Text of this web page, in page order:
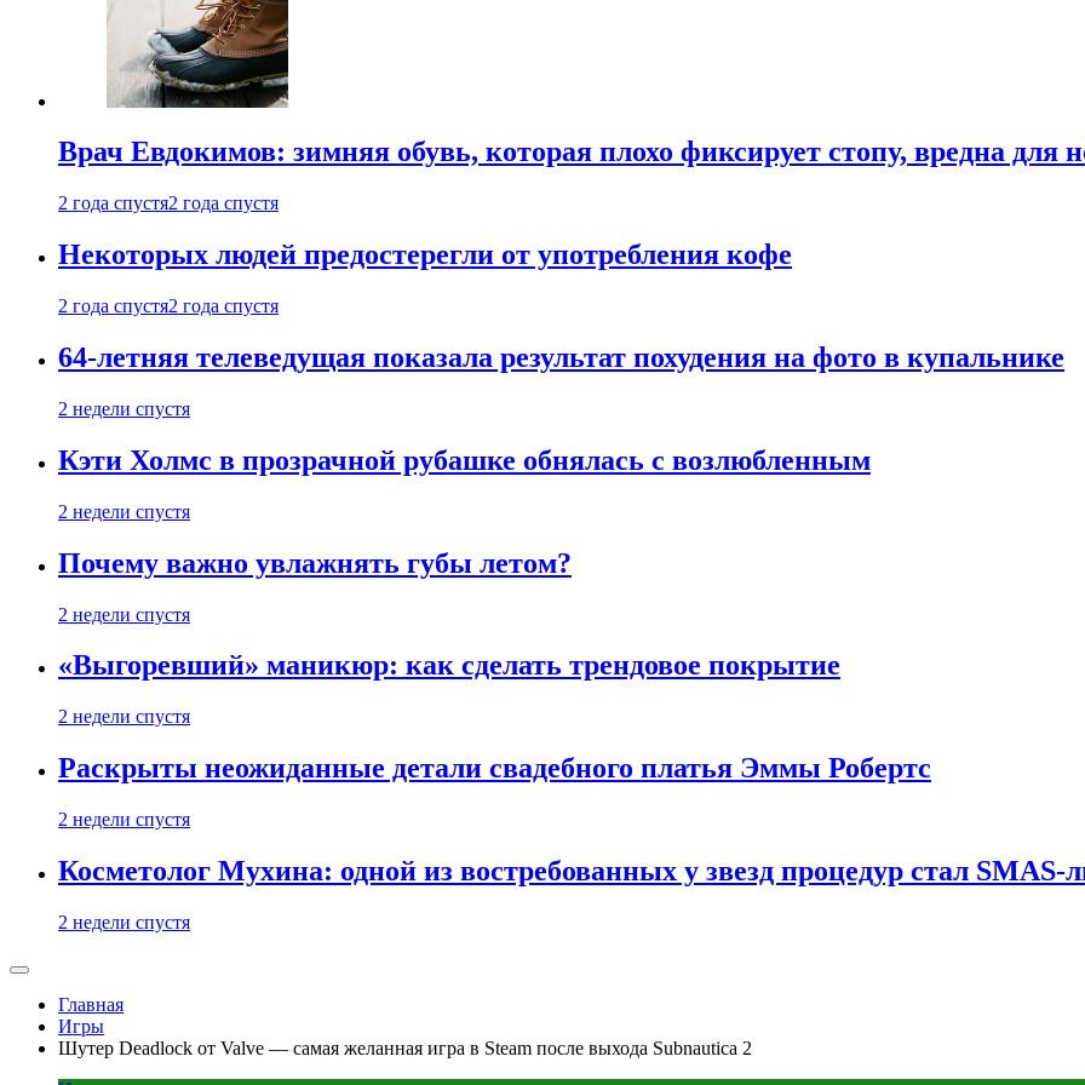
Врач Евдокимов: зимняя обувь, которая плохо фиксирует стопу, вредна для
2 года спустя2 года спустя
Некоторых людей предостерегли от употребления кофе
2 года спустя2 года спустя
64-летняя телеведущая показала результат похудения на фото в купальнике
2 недели спустя
Кэти Холмс в прозрачной рубашке обнялась с возлюбленным
2 недели спустя
Почему важно увлажнять губы летом?
2 недели спустя
«Выгоревший» маникюр: как сделать трендовое покрытие
2 недели спустя
Раскрыты неожиданные детали свадебного платья Эммы Робертс
2 недели спустя
Косметолог Мухина: одной из востребованных у звезд процедур стал SMAS-
2 недели спустя
Главная
Игры
Шутер Deadlock от Valve — самая желанная игра в Steam после выхода Subnautica 2